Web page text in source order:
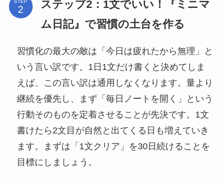
STEP
ステップ2：1文でいい！『ミニマ
ム日記』で習慣の土台を作る
習慣化の最大の敵は「今日は疲れたから無理」と
いう言い訳です。1日1文だけ書くと決めてしま
えば、この言い訳は通用しなくなります。量より
継続を優先し、まず「毎日ノートを開く」という
行動そのものを定着させることが先決です。1文
書けたら2文目が自然と出てくる日も増えていき
ます。まずは「1文クリア」を30日続けることを
目標にしましょう。